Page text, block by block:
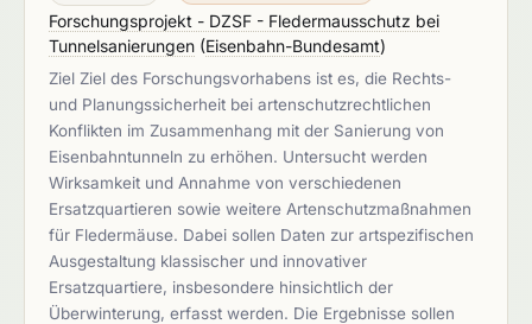
Forschungsprojekt - DZSF - Fledermausschutz bei
Tunnelsanierungen (Eisenbahn-Bundesamt)
Ziel Ziel des Forschungsvorhabens ist es, die Rechts-
und Planungssicherheit bei artenschutzrechtlichen
Konflikten im Zusammenhang mit der Sanierung von
Eisenbahntunneln zu erhöhen. Untersucht werden
Wirksamkeit und Annahme von verschiedenen
Ersatzquartieren sowie weitere Artenschutzmaßnahmen
für Fledermäuse. Dabei sollen Daten zur artspezifischen
Ausgestaltung klassischer und innovativer
Ersatzquartiere, insbesondere hinsichtlich der
Überwinterung, erfasst werden. Die Ergebnisse sollen